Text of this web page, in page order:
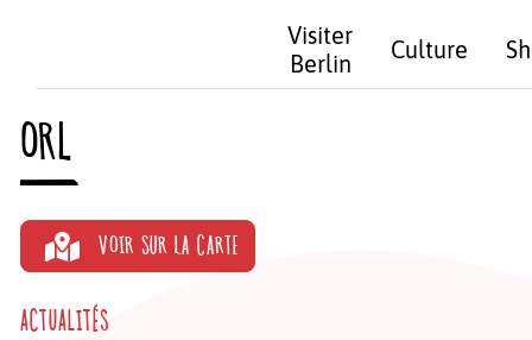
Visiter
Berlin
Culture
ORL
VOIR SUR LA CARTE
ACTUALITÉS